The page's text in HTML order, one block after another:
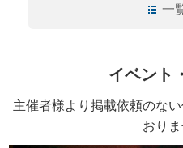
一
イベント
主催者様より掲載依頼のな
おりま